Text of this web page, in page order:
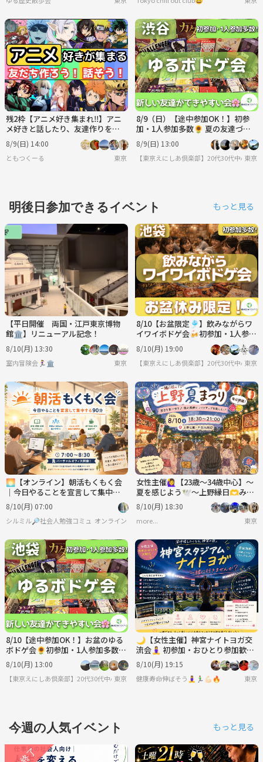
残2枠【アニメ好き集まれ‼️】アニ
メ好きと話したり、友達作りをし
よう✨️【🔰新規大歓迎】【20代30
代】
8/9(日) 14:00
ともつくーる 東京
8/9（日）【途中参加OK！】初参
加・1人参加多数🌻 夏の友達づく
り ゆるボドゲ会🎲
8/9(日) 13:00
【東京えにしあ倶楽部】20代30代中心！
東京
明後日参加できるイベント もっと見る
【平日開催 両国・江戸東京博物
館🏛️】リニューアル記念！
8/10(月) 13:30
室内冒険会🏃‍♀️🏛 東京
8/10【お盆限定🎐】飲みながらワ
イワイボドゲ会🍻初参加・1人参加
多数✨夏の交流イベント♫
8/10(月) 19:00
【東京えにしあ倶楽部】20代30代中心！
東京
🌅【オンライン】朝活もくもく会
｜今日やることを宣言して集中す
る90分
8/10(月) 07:00
シルミル🔎社会人勉強コミュニティオンライン
女性主催🙋‍♀️【23歳～34歳中心】～
夏を感じよう🕊️～上野縁日🫶みん
なで夏祭りにいき隊🏮🍧🫶
8/10(月) 18:30
more... 東京
8/10【途中参加OK！】お盆のゆる
ボドゲ会🌻初参加・1人参加多数
✨夏の交流イベント♫
8/10(月) 13:00
【東京えにしあ倶楽部】20代30代中心！社会人のための“もうひとつの居場所”
東京
🌙【女性主催】神宮ナイトヨガ交
流会🧘‍♀️ 初参加・おひとり参加歓迎
✨
8/10(月) 19:15
健康寿命伸ばそう🧘‍♀️🏃‍♂️💪🏻🔥 東京
今週の人気イベント もっと見る